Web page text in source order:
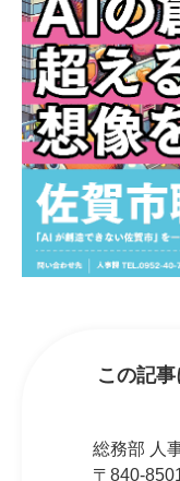
この記
総務部 人
〒840-